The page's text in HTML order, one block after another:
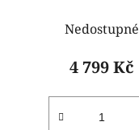
Nedostupné
4 799 Kč